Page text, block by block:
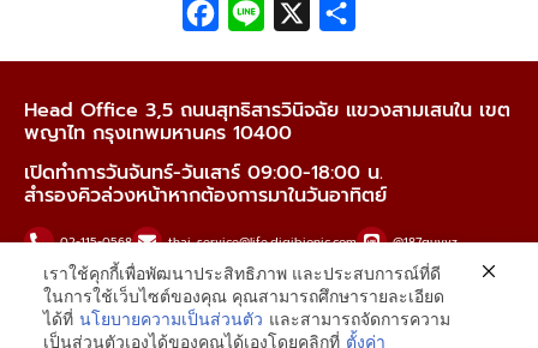
Facebook
Line
Head Office 3,5 ถนนสุทธิสารวินิจฉัย แขวงสามเสนใน เขต
พญาไท กรุงเทพมหานคร 10400
เปิดทำการวันจันทร์-วันเสาร์ 09:00-18:00 น.
สำรองคิวล่วงหน้าหากต้องการมาในวันอาทิตย์
02-115-0568 thai_service@life.digibionic.com @187guyvz
เครื่องช่วยฟัง Mimitakara digibionicofficialth digibionicofficialth
digibionicTH Lazada digibionic Shopee Digibionic
เราใช้คุกกี้เพื่อพัฒนาประสิทธิภาพ และประสบการณ์ที่ดี
ในการใช้เว็บไซต์ของคุณ คุณสามารถศึกษารายละเอียด
ได้ที่ นโยบายความเป็นส่วนตัว และสามารถจัดการความ
เป็นส่วนตัวเองได้ของคุณได้เองโดยคลิกที่ ตั้งค่า